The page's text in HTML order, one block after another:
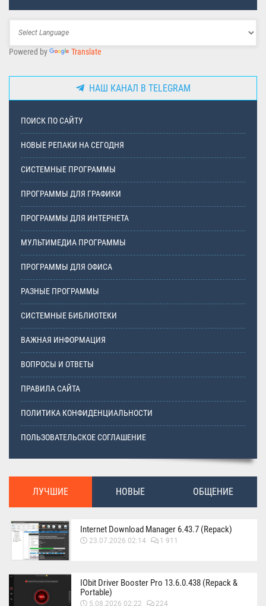
Powered by Translate
НАШ КАНАЛ В TELEGRAM
ПОИСК ПО САЙТУ
НОВЫЕ РЕПАКИ НА СЕГОДНЯ
СИСТЕМНЫЕ ПРОГРАММЫ
ПРОГРАММЫ ДЛЯ ГРАФИКИ
ПРОГРАММЫ ДЛЯ ИНТЕРНЕТА
МУЛЬТИМЕДИА ПРОГРАММЫ
ПРОГРАММЫ ДЛЯ ОФИСА
РАЗНЫЕ ПРОГРАММЫ
СИСТЕМНЫЕ БИБЛИОТЕКИ
ВАЖНАЯ ИНФОРМАЦИЯ
ВОПРОСЫ И ОТВЕТЫ
ПРАВИЛА САЙТА
ПОЛИТИКА КОНФИДЕНЦИАЛЬНОСТИ
ПОЛЬЗОВАТЕЛЬСКОЕ СОГЛАШЕНИЕ
ЛУЧШИЕ НОВЫЕ ОБЩЕНИЕ
Internet Download Manager 6.43.7 (Repack)
23.07.2026 02:14 1 911
IObit Driver Booster Pro 13.6.0.438 (Repack &
Portable)
5.08.2026 02:22 224